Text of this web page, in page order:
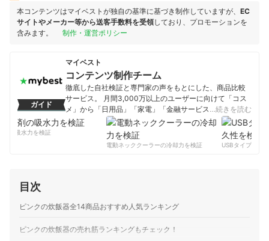
本コンテンツはマイベストが独自の基準に基づき制作していますが、 EC
サイトやメーカー等から送客手数料を受領しており、プロモーションを
含みます。
制作・運営ポリシー
ガイド
マイベスト
コンテンツ制作チーム
徹底した自社検証と専門家の声をもとにした、商品比較
サービス。 月間3,000万以上のユーザーに向けて「コス
メ」から「日用品」「家電」「金融サービス」まで、ベ
ストな商品を選んでもらうために、毎日コンテンツを制
コンテンツ制作チームのプロフィール
…続きを読む
の吸水力を検証
電動ネッククーラーの冷却力を検証
USBタイプCケー
目次
ピンクの炊飯器全14商品おすすめ人気ランキング
ピンクの炊飯器の売れ筋ランキングもチェック！